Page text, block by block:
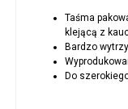
Taśma
klejącą z
Bardzo
Do